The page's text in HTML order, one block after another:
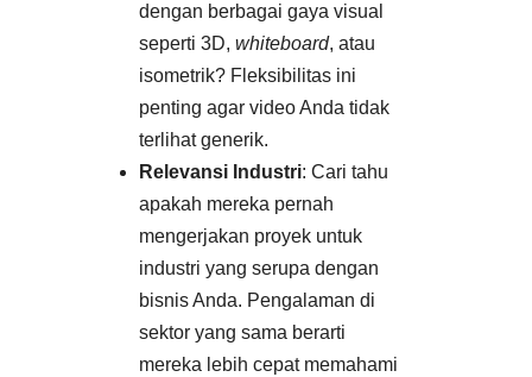
dengan berbagai gaya visual
seperti 3D, whiteboard, atau
isometrik? Fleksibilitas ini
penting agar video Anda tidak
terlihat generik.
Relevansi Industri: Cari tahu
apakah mereka pernah
mengerjakan proyek untuk
industri yang serupa dengan
bisnis Anda. Pengalaman di
sektor yang sama berarti
mereka lebih cepat memahami